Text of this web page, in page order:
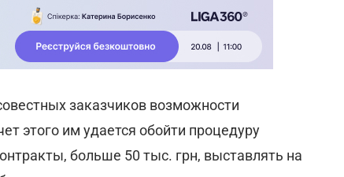
заказчиков возможности
этого им удается обойти процедуру
больше 50 тыс. грн, выставлять на